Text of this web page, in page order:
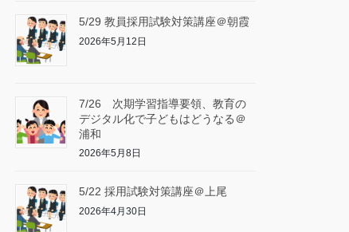
5/29 教員採用試験対策講座＠朝霞
2026年5月12日
7/26 次期学習指導要領、教育の
デジタル化で子どもはどうなる＠
浦和
2026年5月8日
5/22 採用試験対策講座＠上尾
2026年4月30日